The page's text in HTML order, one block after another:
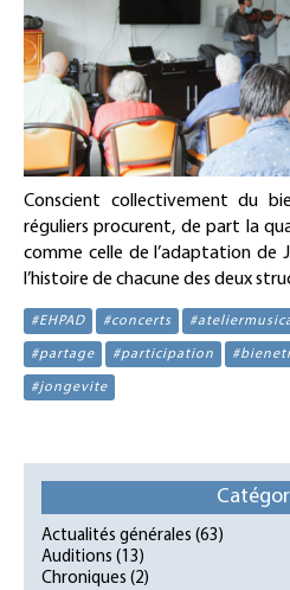
Conscient collectivement du
réguliers procurent, de part la
comme celle de l’adaptation de
l’histoire de chacune des deux
#EHPAD #concerts
#partage #participation
#jongevite
Actualités générales (63)
Auditions (13)
Chroniques (2)